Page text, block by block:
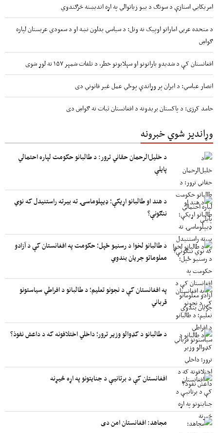
امریکايي استازې د سونګ د بیو زیاتوالي په اړه اندیښنه څرګندوي
د متحده عربي اماراتو اوپیک نه وتل: د سیاسي بدلون نښه او د سعودي عربستان لپاره
ګواښ
افغانستان کې د شدیدو بارانونو او سېلابونو خطر، د تلفات شمېر ۱۵۷ ته لوړ شوی
انصار عباسي: د ایران پر وړاندې پوځي عمل غیر قانوني دی
حامد کرزی: د پاکستان بریدونه د افغانستان ثبات ته ګواښ دی
وړاندیز شوي خبرونه
د خلیل‌الرحمان حقاني ترور: د طالبانو حکومت لپاره احتمالي
پایلې
د هند او طالبانو اړیکې؛ ډیپلوماسۍ ته بیرته راستنیدل که نوي
ننګونې؟
د طالبانو لخوا د رسنیو ځپل؛ حکومت په افغانستان کې د آزادو
معلوماتو جریان بندوي
په افغانستان کې د نجونو تعلیم؛ د طالبانو د افراطي سیاستونو
قرباني
د طالبانو د کډوالو وزیر ترور؛ داخلي اختلافونه که د داعش نفوذ؟
افغانستان کې د برتانیې د جنایتونو په اړه څیړنه
مجاهد: افغانستان امن دی